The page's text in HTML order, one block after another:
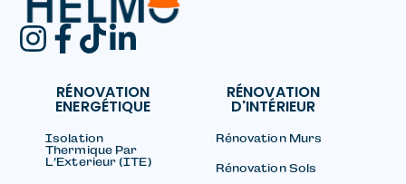
RÉNOVATION
ENERGÉTIQUE
Isolation
Thermique Par
L’Exterieur (ITE)
RÉNOVATION
D'INTÉRIEUR
Rénovation Murs
Rénovation Sols